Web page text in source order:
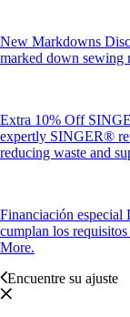
New Markdowns
marked down sewing
Extra 10% Off
expertly SINGER®
reducing waste and
Financiación especial
cumplan los
More.
Encuentre su ajuste